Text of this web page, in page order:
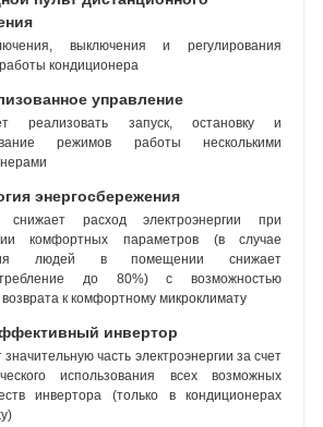
выключения и регулирования
кондиционера
управление
реализовать запуск, остановку и
режимов работы несколькими
энергосбережения
снижает расход электроэнергии при
комфортных параметров (в случае
людей в помещении снижает
до 80%) с возможностью
к комфортному микроклимату
инвертор
часть электроэнергии за счет
использования всех возможных
инвертора (только в кондиционерах